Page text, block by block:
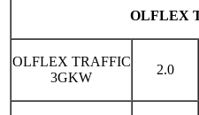
OLFLEX
OLFLEX TRAFFIC
3GKW
2.0